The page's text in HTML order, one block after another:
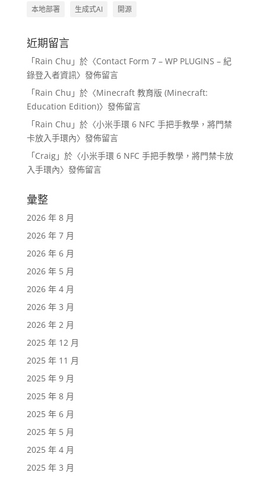
本地部署 生成式AI 開源
近期留言
「Rain Chu 」於〈Contact Form 7 – WP PLUGINS – 紀
錄登入者資訊〉發佈留言
「Rain Chu 」於〈Minecraft 教育版 (Minecraft:
Education Edition)〉發佈留言
「Rain Chu 」於〈小米手環 6 NFC 手把手教學，將門禁
卡放入手環內〉發佈留言
「Craig」於〈小米手環 6 NFC 手把手教學，將門禁卡放
入手環內〉發佈留言
彙整
2026 年 8 月
2026 年 7 月
2026 年 6 月
2026 年 5 月
2026 年 4 月
2026 年 3 月
2026 年 2 月
2025 年 12 月
2025 年 11 月
2025 年 9 月
2025 年 8 月
2025 年 6 月
2025 年 5 月
2025 年 4 月
2025 年 3 月